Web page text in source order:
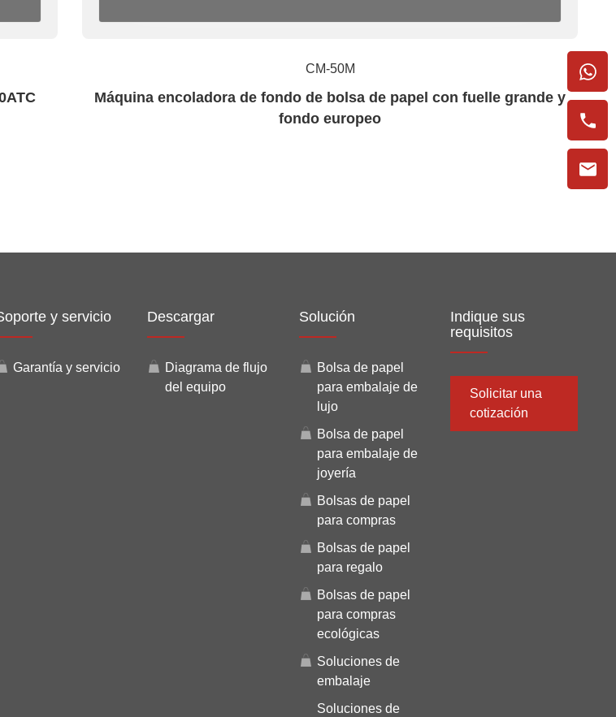
CM-50M
Máquina encoladora de fondo de bolsa de papel con fuelle grande y
fondo europeo
y servicio
Garantía y servicio
Descargar
Diagrama de flujo
del equipo
Solución
Bolsa de papel
para embalaje de
lujo
Bolsa de papel
para embalaje de
joyería
Bolsas de papel
para compras
Bolsas de papel
para regalo
Bolsas de papel
para compras
ecológicas
Soluciones de
embalaje
Soluciones de
Indique sus
requisitos
Solicitar una
cotización